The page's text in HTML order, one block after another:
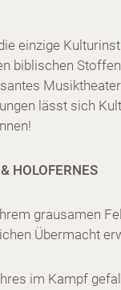
einzige
biblischen
lässt sich
HOLOFERNES
grausamen
Übermacht
im Kampf